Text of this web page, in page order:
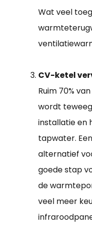
Wat veel
CV-ketel
Ruim 70%
wordt
installatie en
tapwater.
alternatief
goede stap
de
veel meer